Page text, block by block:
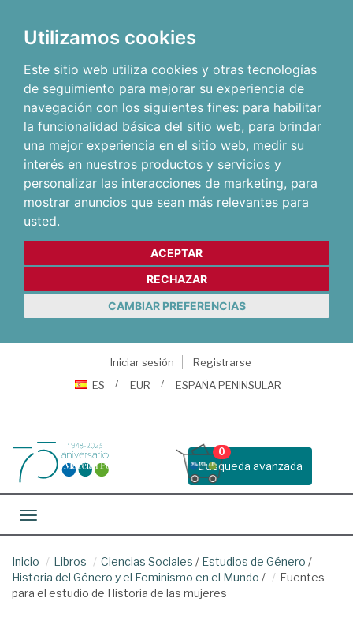
Utilizamos cookies
Este sitio web utiliza cookies y otras tecnologías
de seguimiento para mejorar su experiencia de
navegación con los siguientes fines: para habilitar
la funcionalidad básica del sitio web, para brindar
una mejor experiencia en el sitio web, medir su
interés en nuestros productos y servicios y
personalizar las interacciones de marketing, para
mostrar anuncios que sean más relevantes para
usted.
ACEPTAR
RECHAZAR
CAMBIAR PREFERENCIAS
Iniciar sesión
Registrarse
ES
EUR ESPAÑA PENINSULAR
Busqueda avanzada
0
Toggle navigation
Inicio Libros Ciencias Sociales / Estudios de Género /
Historia del Género y el Feminismo en el Mundo /
Fuentes
para el estudio de Historia de las mujeres